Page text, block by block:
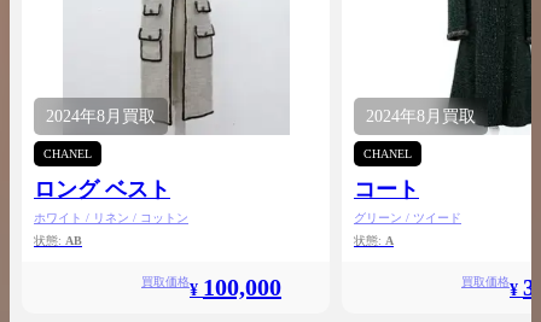
2024年8月 買取
CHANEL
ロング ベスト
ホワイト / リネン / コットン
状態: AB
買取価格¥ 100,000
2024年8月 買取
CHANEL
コート
グリーン / ツイード
状態: A
買取価格¥